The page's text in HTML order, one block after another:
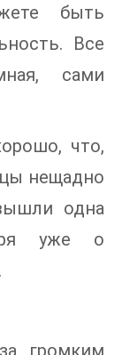
быть
Все
сами
что,
нещадно
одна
уже о
громким